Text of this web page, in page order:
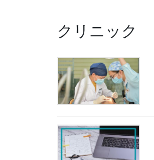
クリニック